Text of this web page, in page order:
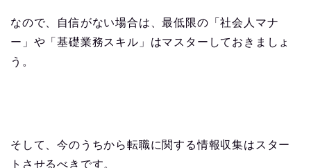
なので、自信がない場合は、最低限の「社会人マナ
ー」や「基礎業務スキル」はマスターしておきましょ
う。
そして、今のうちから転職に関する情報収集はスター
トさせるべきです。